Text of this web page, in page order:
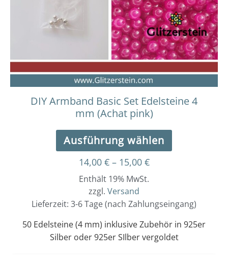
DIY Armband Basic Set Edelsteine 4
mm (Achat pink)
Ausführung wählen
Die
Optionen
können
auf
der
werden
14,00 € – 15,00 €
Enthält 19% MwSt.
zzgl. Versand
Lieferzeit: 3-6 Tage (nach Zahlungseingang)
50 Edelsteine (4 mm) inklusive Zubehör in 925er
Silber oder 925er SIlber vergoldet